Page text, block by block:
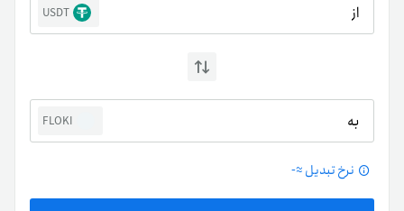
از USDT
به FLOKI
نرخ تبدیل ≈-